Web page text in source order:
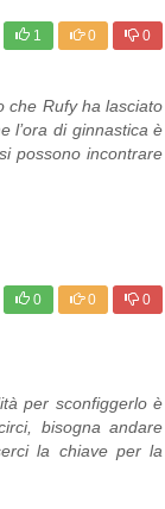
1 0 0
che Rufy ha lasciato
l’ora di ginnastica è
possono incontrare
0 0 0
per sconfiggerlo è
bisogna andare
la chiave per la